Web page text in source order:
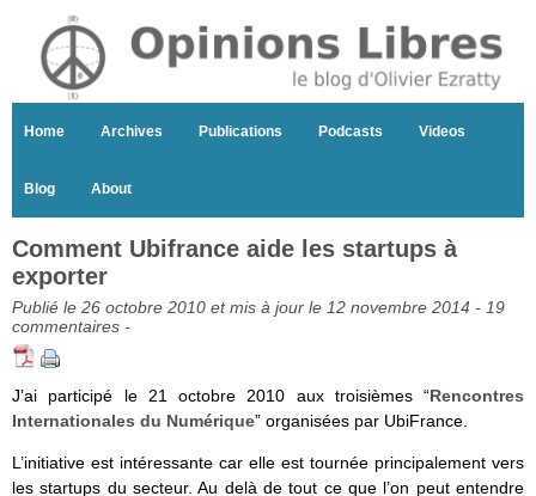
Home Archives Publications Podcasts Videos
Blog About
Comment Ubifrance aide les startups à
exporter
Publié le 26 octobre 2010 et mis à jour le 12 novembre 2014 - 19
commentaires -
J’ai participé le 21 octobre 2010 aux troisièmes “Rencontres
Internationales du Numérique” organisées par UbiFrance.
L’initiative est intéressante car elle est tournée principalement vers
les startups du secteur. Au delà de tout ce que l’on peut entendre